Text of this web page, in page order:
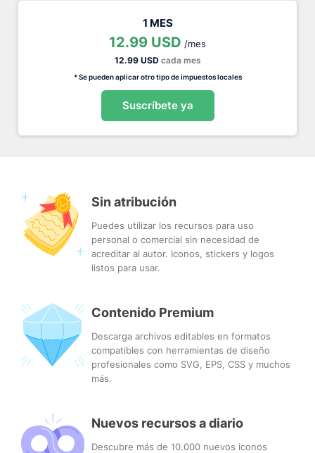
1 MES
12.99 USD /mes
12.99 USDcada mes
* Se pueden aplicar otro tipo de impuestos locales
Suscríbete ya
Sin atribución
Puedes utilizar los recursos para uso
personal o comercial sin necesidad de
acreditar al autor. Iconos, stickers y logos
listos para usar.
Contenido Premium
Descarga archivos editables en formatos
compatibles con herramientas de diseño
profesionales como SVG, EPS, CSS y muchos
más.
Nuevos recursos a diario
Descubre más de 10.000 nuevos iconos